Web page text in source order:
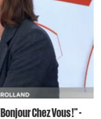
Chez Vous !" -